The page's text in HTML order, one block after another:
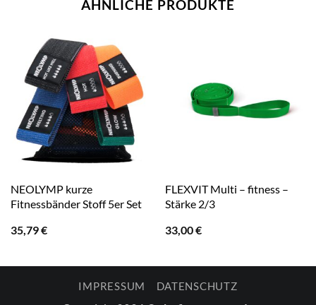
ÄHNLICHE PRODUKTE
NEOLYMP kurze
Fitnessbänder Stoff 5er Set
35,79€
FLEXVIT Multi – fitness –
Stärke 2/3
33,00€
IMPRESSUM DATENSCHUTZ